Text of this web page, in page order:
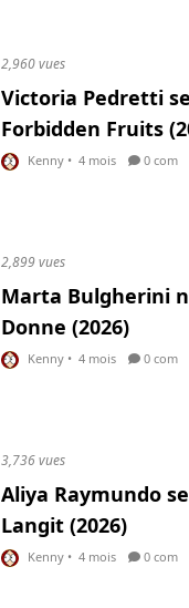
2,960 vues
Victoria Pedretti
Forbidden Fruits
Kenny • 4 mois 0 com
2,899 vues
Marta Bulgherini
Donne (2026)
Kenny • 4 mois 0 com
3,736 vues
Aliya Raymundo
Langit (2026)
Kenny • 4 mois 0 com